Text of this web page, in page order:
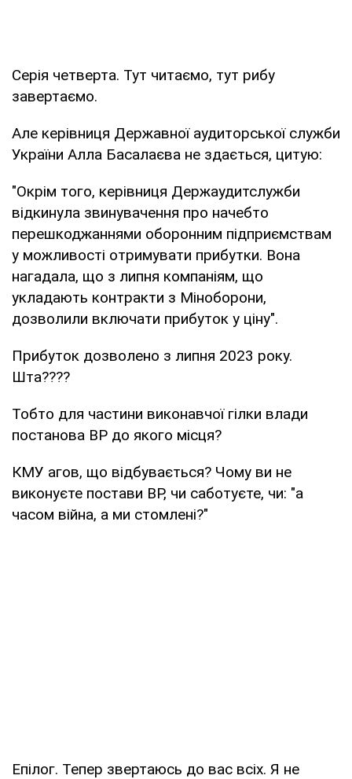
Серія четверта. Тут читаємо, тут рибу
завертаємо.
Але керівниця Державної аудиторської служби
України Алла Басалаєва не здається, цитую:
"Окрім того, керівниця Держаудитслужби
відкинула звинувачення про начебто
перешкоджаннями оборонним підприємствам
у можливості отримувати прибутки. Вона
нагадала, що з липня компаніям, що
укладають контракти з Міноборони,
дозволили включати прибуток у ціну".
Прибуток дозволено з липня 2023 року.
Шта????
Тобто для частини виконавчої гілки влади
постанова ВР до якого місця?
КМУ агов, що відбувається? Чому ви не
виконуєте постави ВР, чи саботуєте, чи: "а
часом війна, а ми стомлені?"
Епілог. Тепер звертаюсь до вас всіх. Я не